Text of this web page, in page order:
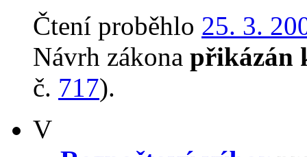
Čtení proběhlo 25. 3.
Návrh zákona přikázán
č. 717).
V